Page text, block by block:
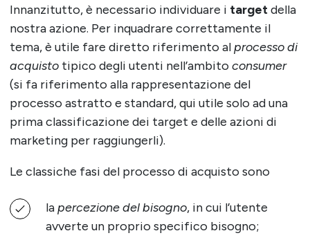
Innanzitutto, è necessario individuare i targetdella
nostra azione. Per inquadrare correttamente il
tema, è utile fare diretto riferimento alprocesso di
acquisto tipico degli utenti nell’ambito consumer
(si fa riferimento alla rappresentazione del
processo astratto e standard, qui utile solo ad una
prima classificazione dei target e delle azioni di
marketing per raggiungerli).
Le classiche fasi del processo di acquisto sono
lapercezione del bisogno, in cui l’utente
avverte un proprio specifico bisogno;